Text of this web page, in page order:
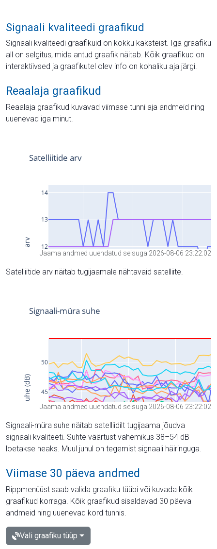
Signaali kvaliteedi graafikud
Signaali kvaliteedi graafikuid on kokku kaksteist. Iga graafiku
all on selgitus, mida antud graafik näitab. Kõik graafikud on
interaktiivsed ja graafikutel olev info on kohaliku aja järgi.
Reaalaja graafikud
Reaalaja graafikud kuvavad viimase tunni aja andmeid ning
uuenevad iga minut.
Jaama andmed uuendatud seisuga 2026-08-06 23:22:02
Satelliitide arv näitab tugijaamale nähtavaid satelliite.
Jaama andmed uuendatud seisuga 2026-08-06 23:22:02
Signaali-müra suhe näitab satelliidilt tugijaama jõudva
signaali kvaliteeti. Suhte väärtust vahemikus 38–54 dB
loetakse heaks. Muul juhul on tegemist signaali häiringuga.
Viimase 30 päeva andmed
Rippmenüüst saab valida graafiku tüübi või kuvada kõik
graafikud korraga. Kõik graafikud sisaldavad 30 päeva
andmeid ning uuenevad kord tunnis.
Vali graafiku tüüp